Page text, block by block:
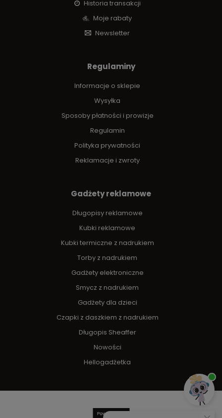
Historia transakcji
Moje rabaty
Newsletter
Regulaminy
Informacje o sklepie
Wysyłka
Sposoby płatności i prowizje
Regulamin
Polityka prywatności
Reklamacje i zwroty
Gadżety reklamowe
Długopisy reklamowe
Kubki reklamowe
Kubki termiczne z nadrukiem
Torby z nadrukiem
Gadżety elektroniczne
Smycz z nadrukiem
Gadżety dla dzieci
Czapki z daszkiem z nadrukiem
Długopis Sheaffer
Nowości
Hellogadżetka